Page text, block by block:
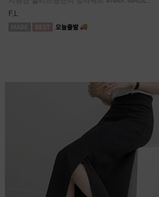
F,L